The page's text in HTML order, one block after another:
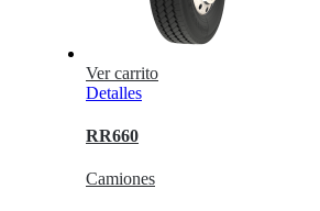
Ver carrito
Detalles
RR660
Camiones